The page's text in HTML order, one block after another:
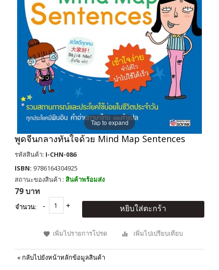
Tap to expand
พูดจีนกลางทันใจด้วย Mind Map Sentences
รหัสสินค้า: I-CHN-086
ISBN: 9786164304925
สถานะของสินค้า : สินค้าพร้อมส่ง
79 บาท
จำนวน: หยิบใส่ตะกร้า
เพิ่มไปรายการโปรด เพิ่มไปเปรียบเทียบ
« กลับไปยังหน้าหลักข้อมูลสินค้า